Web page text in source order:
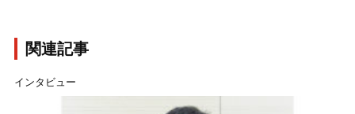
関連記事
インタビュー